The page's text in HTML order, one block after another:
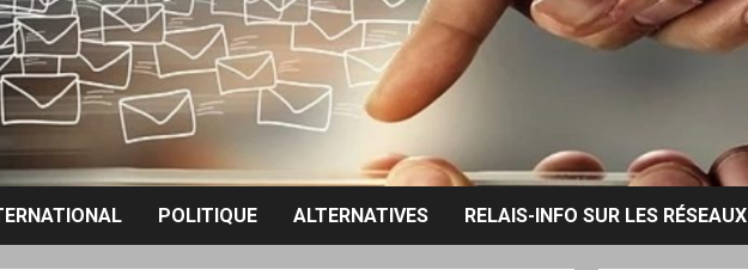
POLITIQUE ALTERNATIVES RELAIS-INFO SUR LES RÉSEAUX